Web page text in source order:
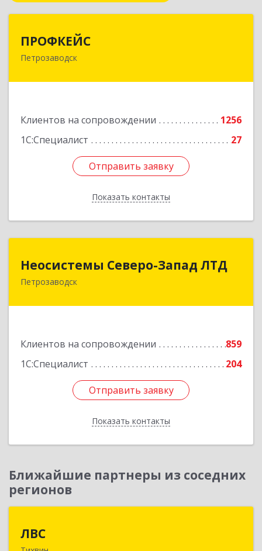
ПРОФКЕЙС
Петрозаводск
Клиентов на сопровождении
1256
1С:Специалист
27
Отправить заявку
Показать контакты
185035, Карелия Респ, Петрозаводск г, Красная
Отправить заявку
Назад
Неосистемы Северо-Запад ЛТД
Петрозаводск
Клиентов на сопровождении
859
1С:Специалист
204
Отправить заявку
Показать контакты
185001, Карелия Респ, Петрозаводск г,
Подробнее
Отправить заявку
Назад
Ближайшие партнеры из соседних
регионов
ЛВС